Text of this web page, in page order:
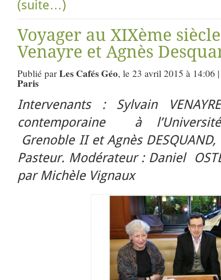
(suite…)
Voyager au XIXème
Venayre et Agnès
Publié parLes Cafés Géo, le 23 avril 2015 à 14:06
Paris
Intervenants : Sylvain
contemporaine à l’Université
Grenoble II et Agnès
Pasteur. Modérateur : Daniel
par Michèle Vignaux